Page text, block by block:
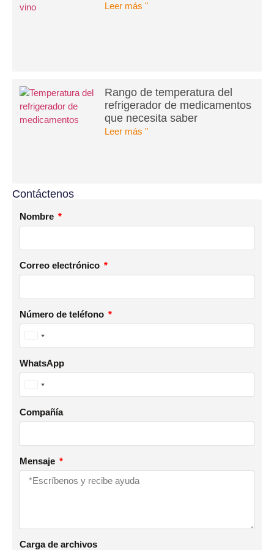
Leer más "
Rango de temperatura del
refrigerador de medicamentos
que necesita saber
Leer más "
Contáctenos
Nombre
Correo electrónico
Número de teléfono
United
+1
WhatsApp
United
+1
Compañía
Mensaje
Carga de archivos